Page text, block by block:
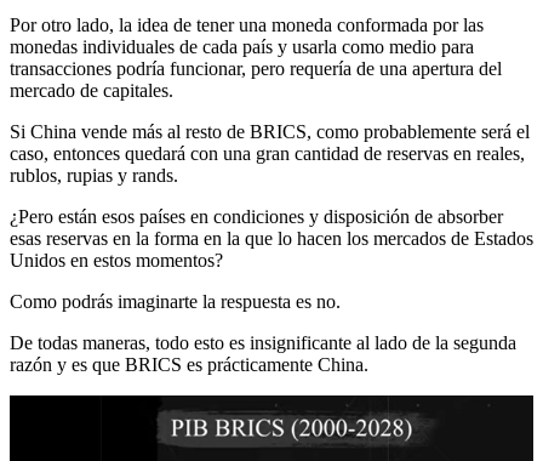
Por otro lado, la idea de tener una moneda conformada por las
monedas individuales de cada país y usarla como medio para
transacciones podría funcionar, pero requería de una apertura del
mercado de capitales.
Si China vende más al resto de BRICS, como probablemente será el
caso, entonces quedará con una gran cantidad de reservas en reales,
rublos, rupias y rands.
¿Pero están esos países en condiciones y disposición de absorber
esas reservas en la forma en la que lo hacen los mercados de Estados
Unidos en estos momentos?
Como podrás imaginarte la respuesta es no.
De todas maneras, todo esto es insignificante al lado de la segunda
razón y es que BRICS es prácticamente China.